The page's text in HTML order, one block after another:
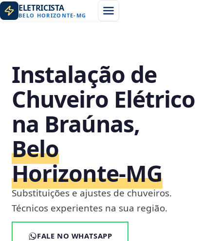
ELETRICISTA
BELO HORIZONTE- MG
Instalação de
Chuveiro Elétrico
na Braúnas,
Belo
Horizonte‑MG
Substituições e ajustes de chuveiros.
Técnicos experientes na sua região.
FALE NO WHATSAPP